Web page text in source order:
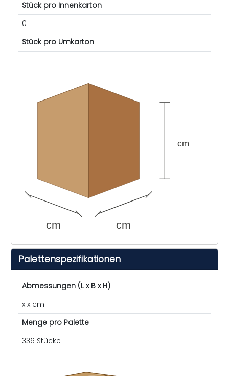
Stück pro Innenkarton
0
Stück pro Umkarton
cm cm
cm
Palettenspezifikationen
Abmessungen (L x B x H)
x x cm
Menge pro Palette
336 Stücke